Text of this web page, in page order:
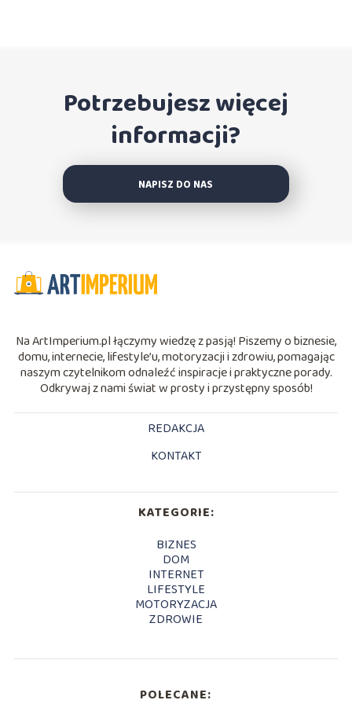
Potrzebujesz więcej
informacji?
NAPISZ DO NAS
Na ArtImperium.pl łączymy wiedzę z pasją! Piszemy o biznesie,
domu, internecie, lifestyle’u, motoryzacji i zdrowiu, pomagając
naszym czytelnikom odnaleźć inspiracje i praktyczne porady.
Odkrywaj z nami świat w prosty i przystępny sposób!
REDAKCJA
KONTAKT
KATEGORIE:
BIZNES
DOM
INTERNET
LIFESTYLE
MOTORYZACJA
ZDROWIE
POLECANE: